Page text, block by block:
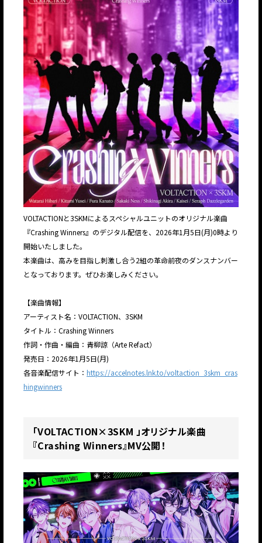
VOLTACTIONと3SKMによるスペシャルユニットのオリジナル楽曲
『Crashing Winners』のデジタル配信を、2026年1月5日(月)0時より
開始いたしました。
本楽曲は、高みを目指し刺激し合う2組の革命前夜のダンスナンバー
となっております。ぜひお楽しみください。
【楽曲情報】
アーティスト名：VOLTACTION、3SKM
タイトル：Crashing Winners
作詞・作曲・編曲：青柳諒（Arte Refact）
発売日：2026年1月5日(月)
各音楽配信サイト： https://accelnotes.lnk.to/voltaction_3skm_cras
hingwinners
「VOLTACTION×3SKM 」オリジナル楽曲
『Crashing Winners』MV公開！